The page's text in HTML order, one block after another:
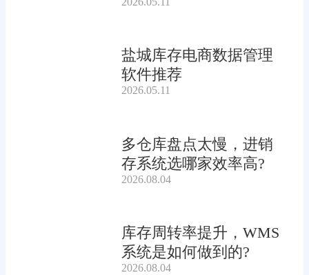
盐城库存电商数据管理
软件推荐
2026.05.11
多仓库盘点太慢，进销
存系统选哪家效率高?
2026.08.04
库存周转率提升，WMS
系统是如何做到的?
2026.08.04